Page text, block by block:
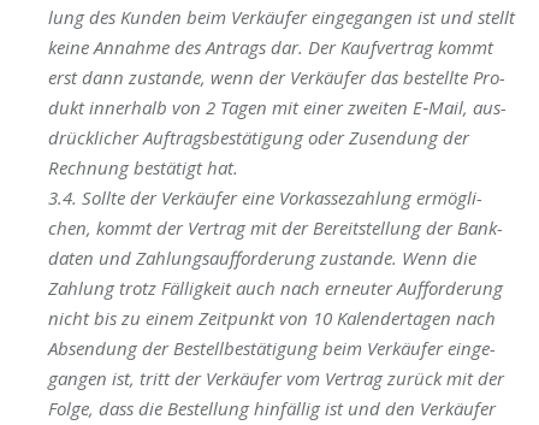
lung des Kun­den beim Ver­käu­fer ein­ge­gan­gen ist und stellt
kei­ne Annah­me des Antrags dar. Der Kauf­ver­trag kommt
erst dann zustan­de, wenn der Ver­käu­ferdas bestell­te Pro­
dukt inner­halb von 2 Tagen mit einer zwei­ten E‑Mail, aus­
drück­li­cher Auf­trags­be­stä­ti­gung oder Zusen­dung der
Rech­nung bestä­tigt hat.
3.4. Soll­te der Ver­käu­fer eine Vor­kas­se­zah­lungermög­li­
chen, kommt der Ver­trag mit der Bereit­stel­lung der Bank­
da­ten und Zah­lungs­auf­for­de­rung zustan­de. Wenn die
Zah­lung trotz Fäl­lig­keit auch nach erneu­ter Auf­for­de­rung
nicht bis zu einem Zeit­punkt von 10 Kalen­der­ta­gen nach
Absen­dung der Bestell­be­stä­ti­gung beim Ver­käu­fer ein­ge­
gan­gen ist, tritt der Ver­käu­fer vom Ver­trag zurück mit der
Fol­ge, dass die Bestel­lung hin­fäl­lig ist und den Ver­käu­fer